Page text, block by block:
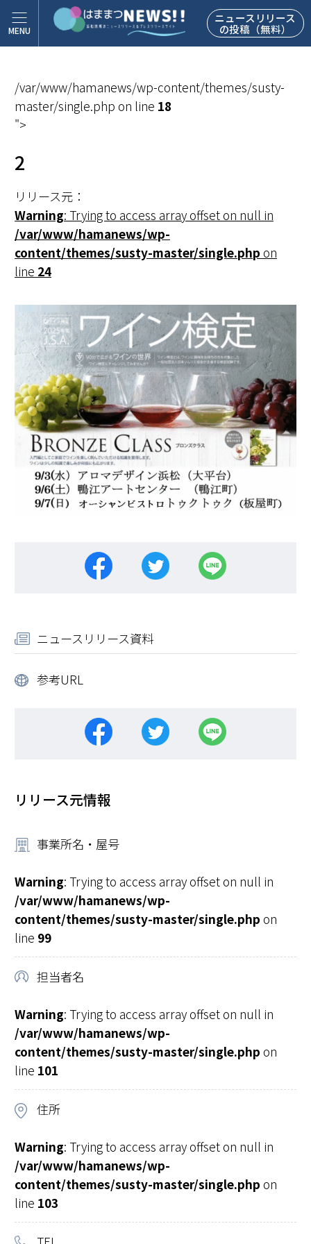
ニュースリリース
の投稿（無料）
/var/www/hamanews/wp-content/themes/susty-
master/single.php on line 18
">
2
リリース元：
Warning: Trying to access array offset on null in
/var/www/hamanews/wp-
content/themes/susty-master/single.php on
line 24
ニュースリリース資料
参考URL
リリース元情報
事業所名・屋号
Warning: Trying to access array offset on null in
/var/www/hamanews/wp-
content/themes/susty-master/single.php on
line 99
担当者名
Warning: Trying to access array offset on null in
/var/www/hamanews/wp-
content/themes/susty-master/single.php on
line 101
住所
Warning: Trying to access array offset on null in
/var/www/hamanews/wp-
content/themes/susty-master/single.php on
line 103